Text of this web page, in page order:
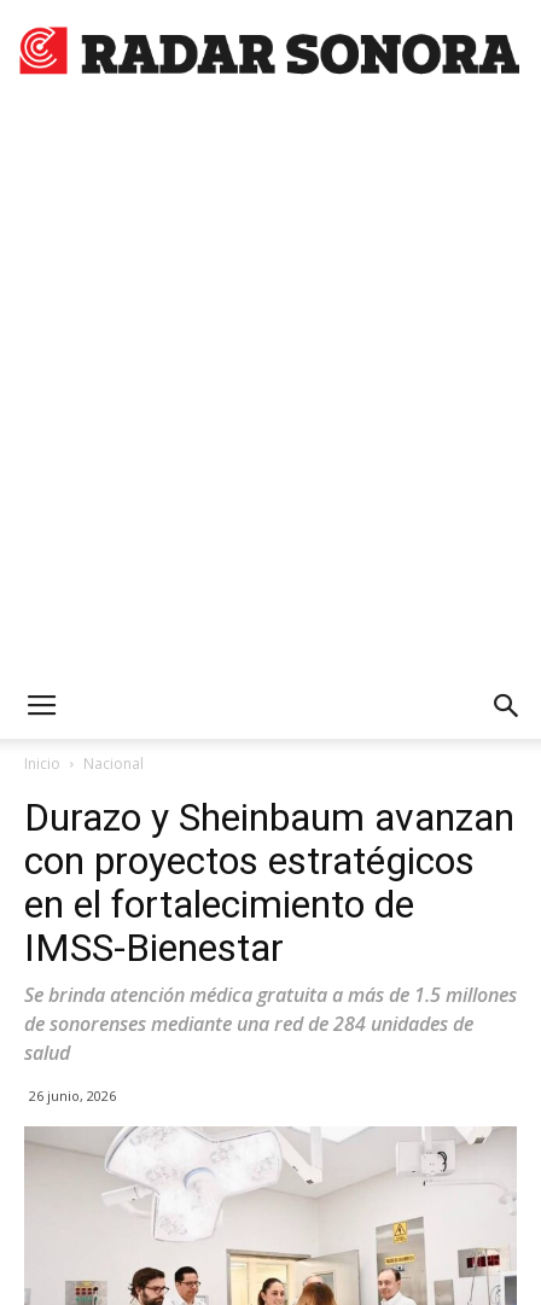
Inicio Nacional
Durazo y Sheinbaum avanzan
con proyectos estratégicos
en el fortalecimiento de
IMSS-Bienestar
Se brinda atención médica gratuita a más de 1.5 millones
de sonorenses mediante una red de 284 unidades de
salud
26 junio, 2026